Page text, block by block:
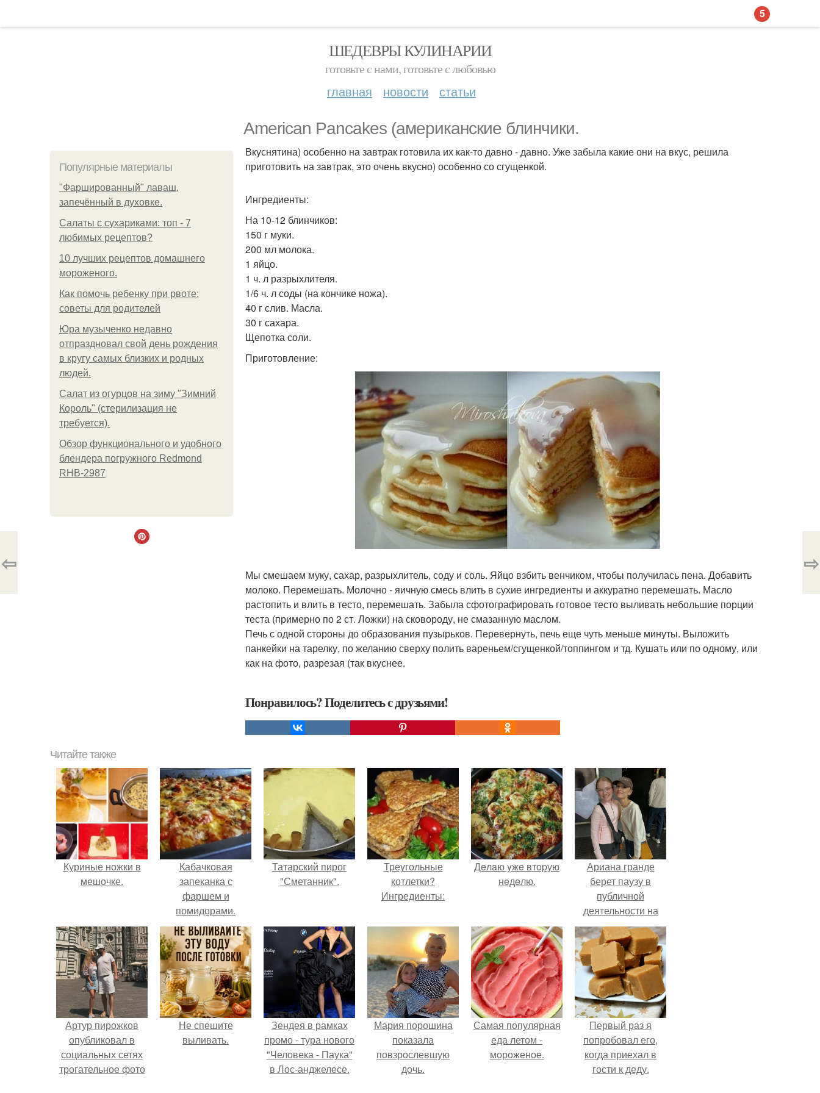
ШЕДЕВРЫ КУЛИНАРИИ
готовьте с нами, готовьте с любовью
главная новости статьи
American Pancakes (американские блинчики.
Популярные материалы
"Фаршированный" лаваш,
запечённый в духовке.
Салаты с сухариками: топ - 7
любимых рецептов?
10 лучших рецептов домашнего
мороженого.
Как помочь ребенку при рвоте:
советы для родителей
Юра музыченко недавно
отпраздновал свой день рождения
в кругу самых близких и родных
людей.
Салат из огурцов на зиму "Зимний
Король" (стерилизация не
требуется).
Обзор функционального и удобного
блендера погружного Redmond
RHB-2987
Вкуснятина) особенно на завтрак готовила их как-то давно - давно. Уже забыла какие они на вкус, решила
приготовить на завтрак, это очень вкусно) особенно со сгущенкой.
Ингредиенты:
На 10-12 блинчиков:
150 г муки.
200 мл молока.
1 яйцо.
1 ч. л разрыхлителя.
1/6 ч. л соды (на кончике ножа).
40 г слив. Масла.
30 г сахара.
Щепотка соли.
Приготовление:
Мы смешаем муку, сахар, разрыхлитель, соду и соль. Яйцо взбить венчиком, чтобы получилась пена. Добавить
молоко. Перемешать. Молочно - яичную смесь влить в сухие ингредиенты и аккуратно перемешать. Масло
растопить и влить в тесто, перемешать. Забыла сфотографировать готовое тесто выливать небольшие порции
теста (примерно по 2 ст. Ложки) на сковороду, не смазанную маслом.
Печь с одной стороны до образования пузырьков. Перевернуть, печь еще чуть меньше минуты. Выложить
панкейки на тарелку, по желанию сверху полить вареньем/сгущенкой/топпингом и тд. Кушать или по одному, или
как на фото, разрезая (так вкуснее.
Понравилось? Поделитесь с друзьями!
⇦ ⇨
Читайте также
Куриные ножки в
мешочке.
Кабачковая
запеканка с
фаршем и
помидорами.
Татарский пирог
"Сметанник".
Треугольные
котлетки?
Ингредиенты:
Дeлaю yжe втopую
нeдeлю.
Ариана гранде
берет паузу в
публичной
деятельности на
фоне слухов о
своем здоровье.
Артур пирожков
опубликовал в
социальных сетях
трогательное фото
Не спешите
выливать.
Зендея в рамках
промо - тура нового
"Человека - Паука"
в Лос-анджелесе.
Мария порошина
показала
повзрослевшую
дочь.
Самая популярная
еда летом -
мороженое.
Первый раз я
попробовал его,
когда приехал в
гости к деду.
5